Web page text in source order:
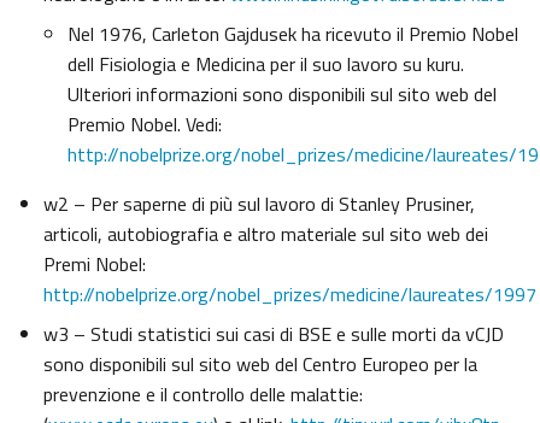
Nel 1976, Carleton Gajdusek ha ricevuto il Premio Nobel
dell Fisiologia e Medicina per il suo lavoro su kuru.
Ulteriori informazioni sono disponibili sul sito web del
Premio Nobel. Vedi:
http://nobelprize.org/nobel_prizes/medicine/laureates/
w2 – Per saperne di più sul lavoro di Stanley Prusiner,
articoli, autobiografia e altro materiale sul sito web dei
Premi Nobel:
http://nobelprize.org/nobel_prizes/medicine/laureates/1997
w3 – Studi statistici sui casi di BSE e sulle morti da vCJD
sono disponibili sul sito web del Centro Europeo per la
prevenzione e il controllo delle malattie: